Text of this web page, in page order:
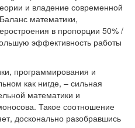
и владение современной
математики,
в пропорции 50% /
эффективность работы
программирования и
как нигде, – сильная
математики и
Такое соотношение
досконально разобравшись